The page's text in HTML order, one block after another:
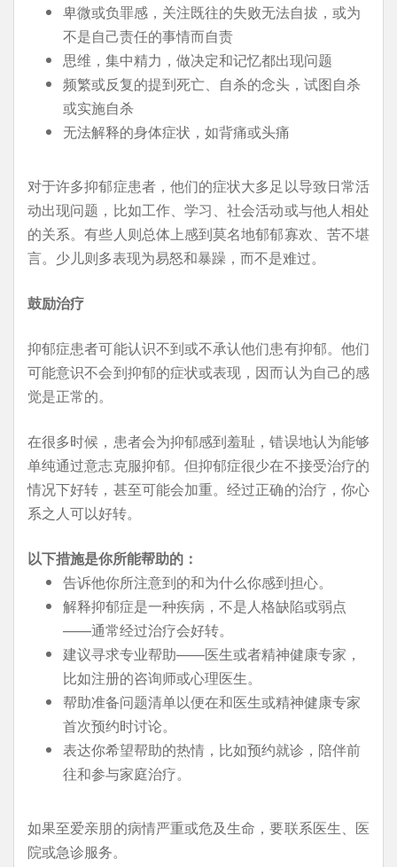
卑微或负罪感，关注既往的失败无法自拔，或为
不是自己责任的事情而自责
思维，集中精力，做决定和记忆都出现问题
频繁或反复的提到死亡、自杀的念头，试图自杀
或实施自杀
无法解释的身体症状，如背痛或头痛
对于许多抑郁症患者，他们的症状大多足以导致日常活
动出现问题，比如工作、学习、社会活动或与他人相处
的关系。有些人则总体上感到莫名地郁郁寡欢、苦不堪
言。少儿则多表现为易怒和暴躁，而不是难过。
鼓励治疗
抑郁症患者可能认识不到或不承认他们患有抑郁。他们
可能意识不会到抑郁的症状或表现，因而认为自己的感
觉是正常的。
在很多时候，患者会为抑郁感到羞耻，错误地认为能够
单纯通过意志克服抑郁。但抑郁症很少在不接受治疗的
情况下好转，甚至可能会加重。经过正确的治疗，你心
系之人可以好转。
以下措施是你所能帮助的：
告诉他你所注意到的和为什么你感到担心。
解释抑郁症是一种疾病，不是人格缺陷或弱点
——通常经过治疗会好转。
建议寻求专业帮助——医生或者精神健康专家，
比如注册的咨询师或心理医生。
帮助准备问题清单以便在和医生或精神健康专家
首次预约时讨论。
表达你希望帮助的热情，比如预约就诊，陪伴前
往和参与家庭治疗。
如果至爱亲朋的病情严重或危及生命，要联系医生、医
院或急诊服务。